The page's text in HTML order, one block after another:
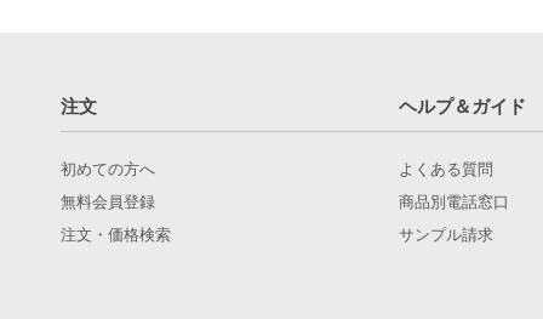
注文 ヘルプ＆ガイド
初めての方へ
無料会員登録
注文・価格検索
よくある質問
商品別電話窓口
サンプル請求